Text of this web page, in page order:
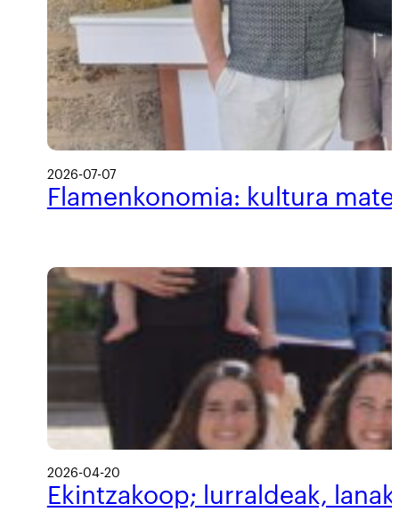
2026-07-07
Flamenkonomia: kultura
2026-04-20
Ekintzakoop; lurraldeak,